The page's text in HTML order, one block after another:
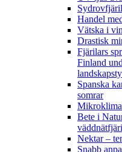
Handel
Vätska i
Drastisk
Fjärilars
Finland
Spanska
somrar
Bete i
Nektar –
Snabb